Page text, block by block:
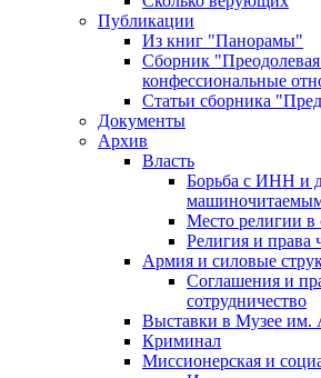
Публикации
Из книг "Панорамы"
Сборник "Преодолевая
конфессиональные
Статьи сборника
Документы
Архив
Власть
Борьба с ИНН и
Место религии в
Религия и права
Армия и силовые
Соглашения и
сотрудничество
Выставки в Музее им.
Криминал
Миссионерская и